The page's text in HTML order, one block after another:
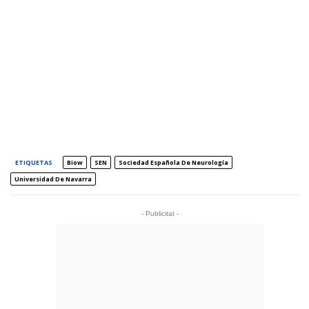
ETIQUETAS Biow SEN
Sociedad Española De Neurología
Universidad De Navarra
- Publicitat -